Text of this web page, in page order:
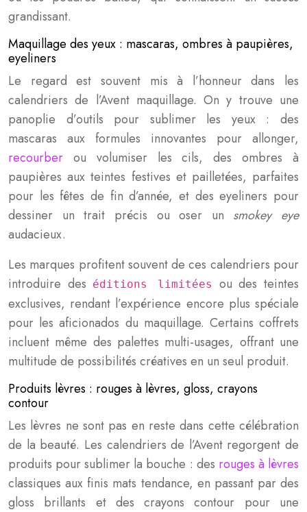
grandissant.
Maquillage des yeux : mascaras, ombres à paupières,
eyeliners
Le regard est souvent mis à l’honneur dans les
calendriers de l’Avent maquillage. On y trouve une
panoplie d’outils pour sublimer les yeux : des
mascaras aux formules innovantes pour allonger,
recourber ou volumiser les cils, des ombres à
paupières aux teintes festives et pailletées, parfaites
pour les fêtes de fin d’année, et des eyeliners pour
dessiner un trait précis ou oser un smokey eye
audacieux.
Les marques profitent souvent de ces calendriers pour
introduire des éditions limitées
ou des teintes
exclusives, rendant l’expérience encore plus spéciale
pour les aficionados du maquillage. Certains coffrets
incluent même des palettes multi-usages, offrant une
multitude de possibilités créatives en un seul produit.
Produits lèvres : rouges à lèvres, gloss, crayons
contour
Les lèvres ne sont pas en reste dans cette célébration
de la beauté. Les calendriers de l’Avent regorgent de
produits pour sublimer la bouche : des rouges à lèvres
classiques aux finis mats tendance, en passant par des
gloss brillants et des crayons contour pour une